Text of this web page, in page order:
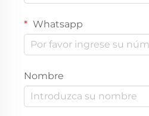
Whatsapp
Nombre